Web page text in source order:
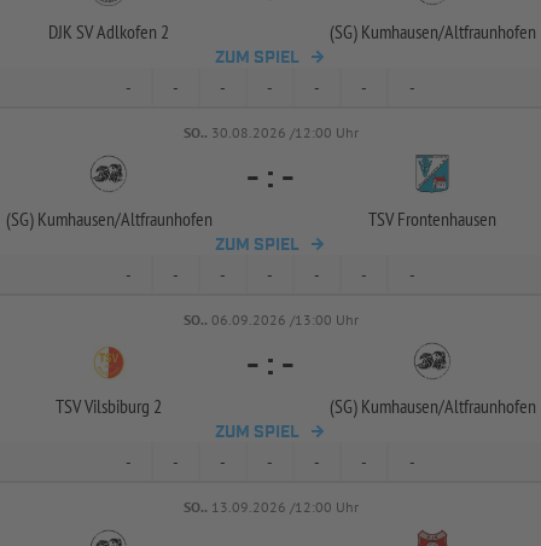
DJK SV Adlkofen 2 (SG) Kumhausen/Altfraunhofen
ZUM SPIEL
- - - - - - -
SO.. 30.08.2026 /12:00 Uhr
(SG) Kumhausen/Altfraunhofen
- : -
TSV Frontenhausen
ZUM SPIEL
- - - - - - -
SO.. 06.09.2026 /13:00 Uhr
TSV Vilsbiburg 2
- : -
(SG) Kumhausen/Altfraunhofen
ZUM SPIEL
- - - - - - -
SO.. 13.09.2026 /12:00 Uhr